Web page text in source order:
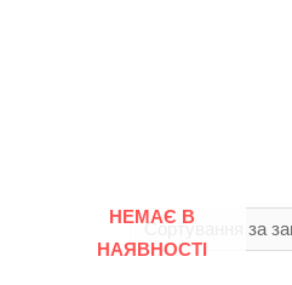
НЕМАЄ В
НАЯВНОСТІ